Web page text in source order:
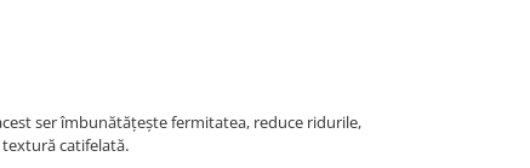
ser îmbunătățește fermitatea, reduce ridurile,
catifelată.